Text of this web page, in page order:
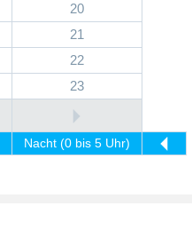
20
21
22
23
Nacht (0 bis 5 Uhr)